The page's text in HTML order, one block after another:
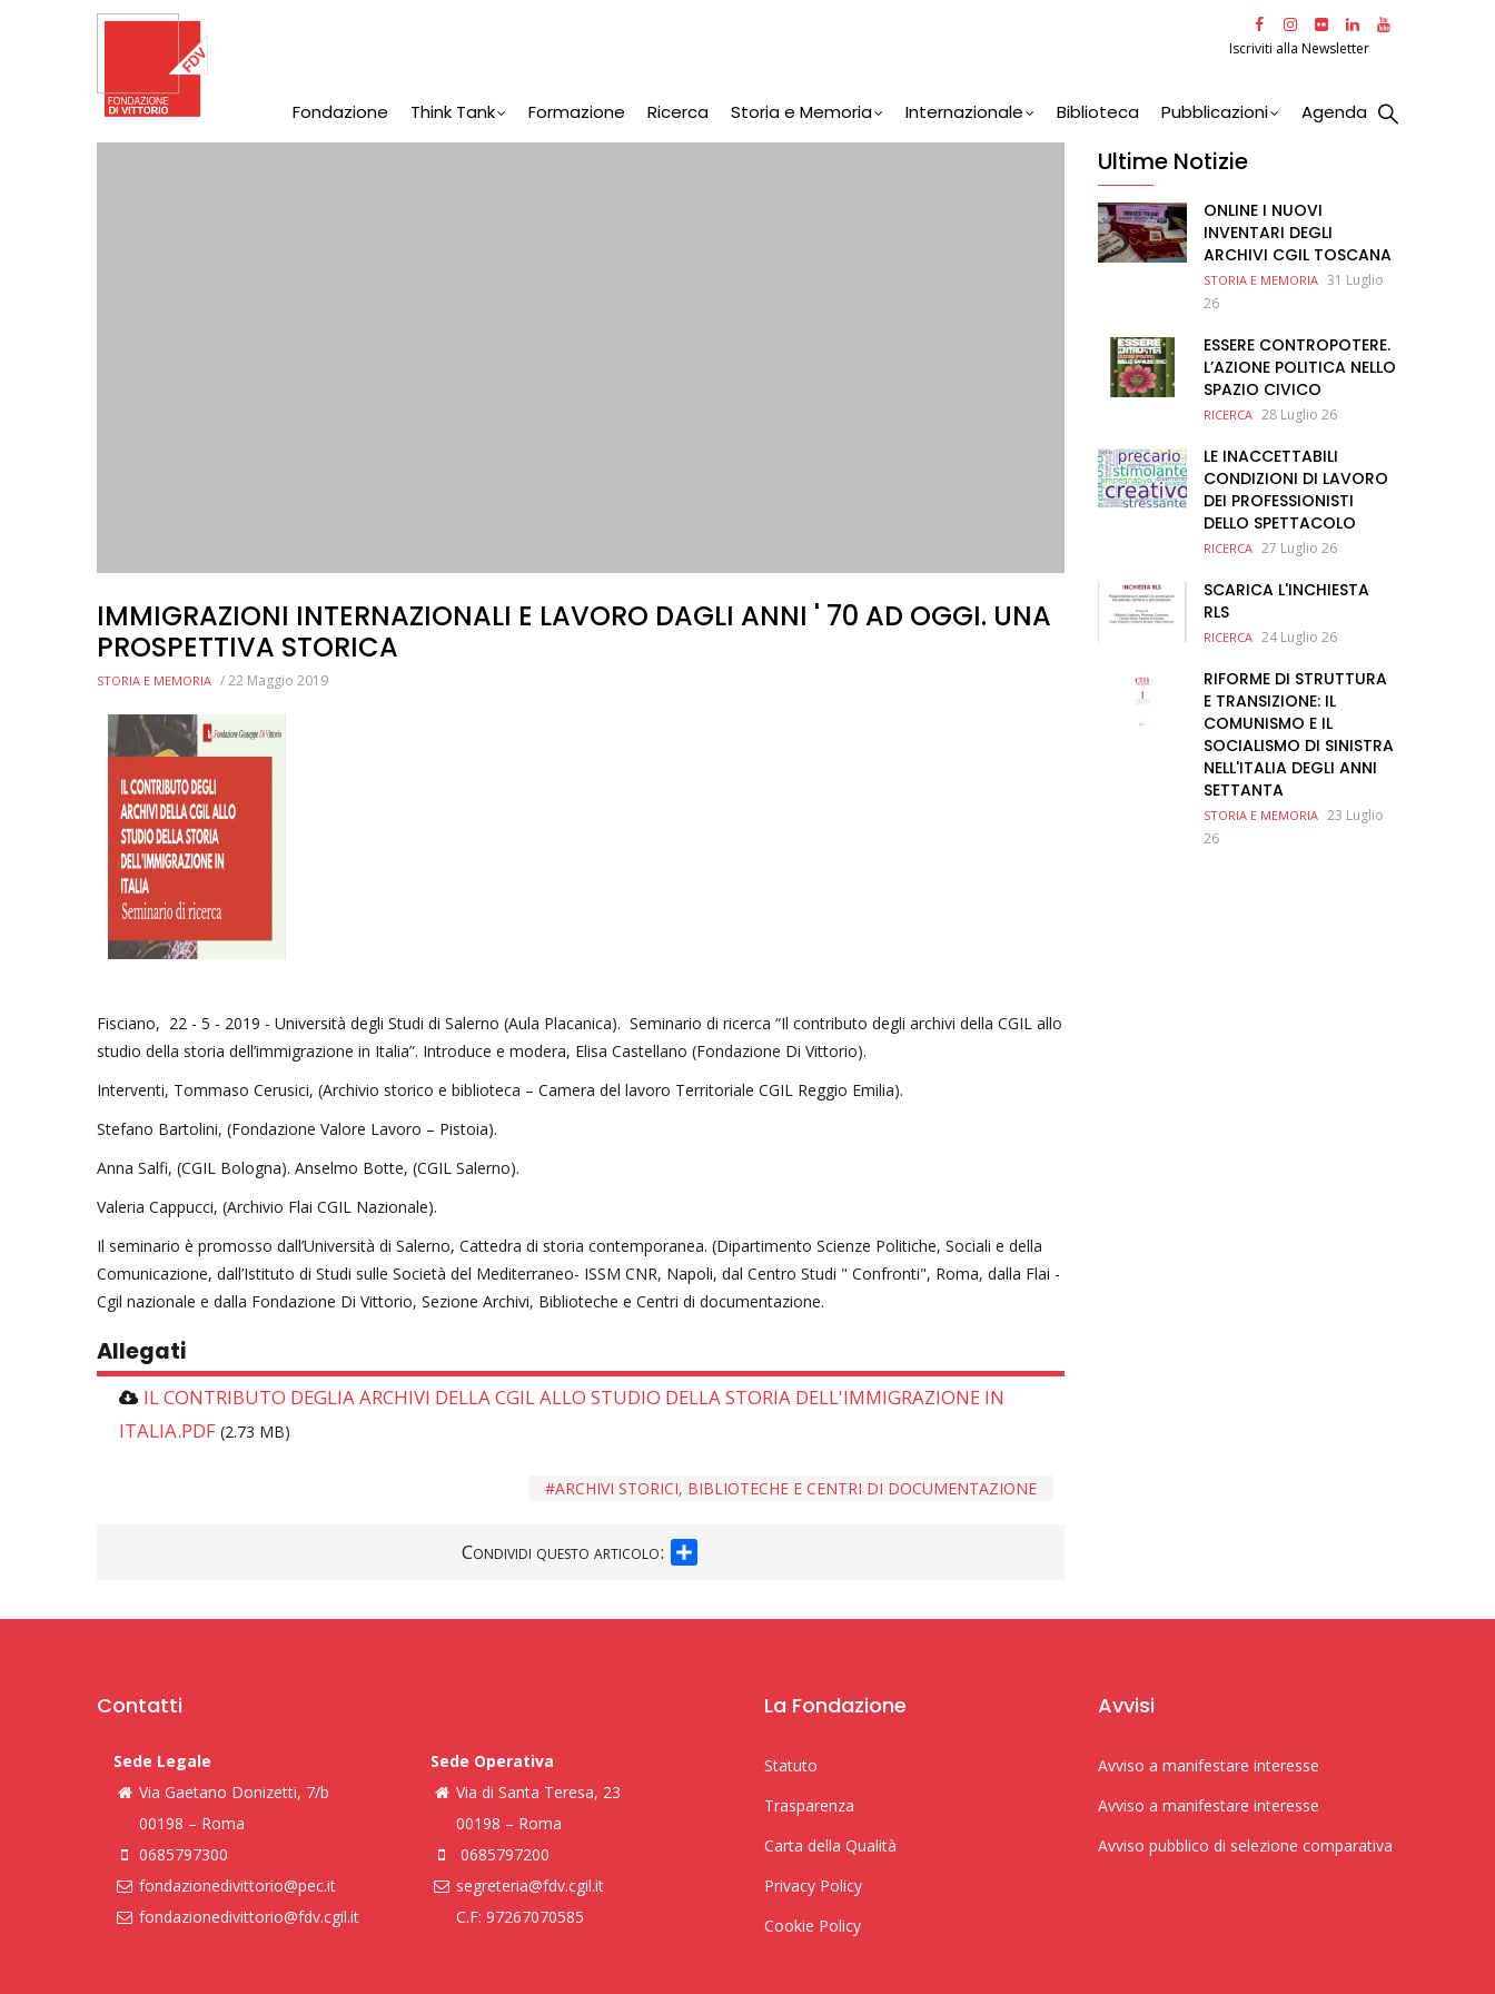
Iscriviti alla Newsletter
Main
Fondazione Think Tank Formazione Ricerca Storia e Memoria Internazionale Biblioteca Pubblicazioni Agenda
IMMIGRAZIONI INTERNAZIONALI E LAVORO DAGLI ANNI ' 70 AD OGGI. UNA
PROSPETTIVA STORICA
STORIA E MEMORIA /22 Maggio 2019
Fisciano, 22 - 5 - 2019 - Università degli Studi di Salerno (Aula Placanica). Seminario di ricerca “Il contributo degli archivi della CGIL allo
studio della storia dell’immigrazione in Italia”. Introduce e modera, Elisa Castellano (Fondazione Di Vittorio).
Interventi, Tommaso Cerusici, (Archivio storico e biblioteca – Camera del lavoro Territoriale CGIL Reggio Emilia).
Stefano Bartolini, (Fondazione Valore Lavoro – Pistoia).
Anna Salfi, (CGIL Bologna). Anselmo Botte, (CGIL Salerno).
Valeria Cappucci, (Archivio Flai CGIL Nazionale).
Il seminario è promosso dall’Università di Salerno, Cattedra di storia contemporanea. (Dipartimento Scienze Politiche, Sociali e della
Comunicazione, dall’Istituto di Studi sulle Società del Mediterraneo- ISSM CNR, Napoli, dal Centro Studi " Confronti", Roma, dalla Flai -
Cgil nazionale e dalla Fondazione Di Vittorio, Sezione Archivi, Biblioteche e Centri di documentazione.
Allegati
IL CONTRIBUTO DEGLIA ARCHIVI DELLA CGIL ALLO STUDIO DELLA STORIA DELL'IMMIGRAZIONE IN
ITALIA.PDF (2.73 MB)
ARCHIVI STORICI, BIBLIOTECHE E CENTRI DI DOCUMENTAZIONE
Condividi questo articolo:
Ultime Notizie
ONLINE I NUOVI
INVENTARI DEGLI
ARCHIVI CGIL TOSCANA
STORIA E MEMORIA 31 Luglio
26
ESSERE CONTROPOTERE.
L’AZIONE POLITICA NELLO
SPAZIO CIVICO
RICERCA 28 Luglio 26
LE INACCETTABILI
CONDIZIONI DI LAVORO
DEI PROFESSIONISTI
DELLO SPETTACOLO
RICERCA 27 Luglio 26
SCARICA L'INCHIESTA
RLS
RICERCA 24 Luglio 26
RIFORME DI STRUTTURA
E TRANSIZIONE: IL
COMUNISMO E IL
SOCIALISMO DI SINISTRA
NELL'ITALIA DEGLI ANNI
SETTANTA
STORIA E MEMORIA 23 Luglio
26
Contatti
Sede Legale
Via Gaetano Donizetti, 7/b
00198 – Roma
0685797300
fondazionedivittorio@pec.it
fondazionedivittorio@fdv.cgil.it
Sede Operativa
Via di Santa Teresa, 23
00198 – Roma
0685797200
segreteria@fdv.cgil.it
C.F: 97267070585
La Fondazione
Statuto
Trasparenza
Carta della Qualità
Privacy Policy
Cookie Policy
Avvisi
Avviso a manifestare interesse
Avviso a manifestare interesse
Avviso pubblico di selezione comparativa